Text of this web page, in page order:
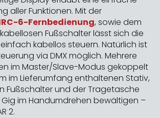
aller Funktionen. Mit der
6-Fernbedienung, sowie dem
Fußschalter lässt sich die
einfach kabellos steuern. Natürlich ist
via DMX möglich. Mehrere
im Master/Slave-Modus gekoppelt
im Lieferumfang enthaltenen Stativ,
Fußschalter und der Tragetasche
im Handumdrehen bewältigen –
2.